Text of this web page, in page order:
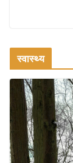
रामेश्वरम
July 30,
स्वास्थ्य